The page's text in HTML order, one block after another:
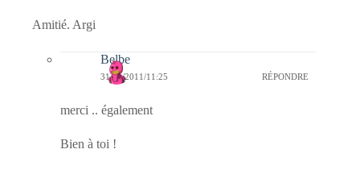
Amitié. Argi
Belbe
31/01/2011/11:25 RÉPONDRE
merci .. également
Bien à toi !